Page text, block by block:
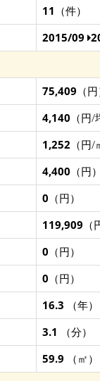
11 （件）
2015/09
75,409 （円
4,140 （円/
1,252 （円/
4,400 （円）
0 （円）
119,909 （
0 （円）
0 （円）
16.3 （年）
3.1 （分）
59.9 （㎡）